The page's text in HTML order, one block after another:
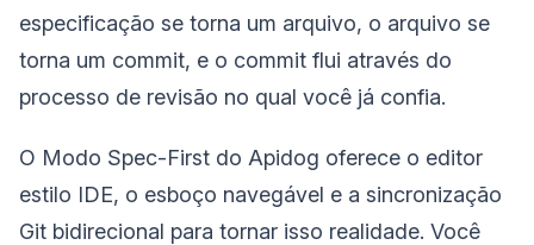
especificação se torna um arquivo, o arquivo se
torna um commit, e o commit flui através do
processo de revisão no qual você já confia.
O Modo Spec-First do Apidog oferece o editor
estilo IDE, o esboço navegável e a sincronização
Git bidirecional para tornar isso realidade. Você